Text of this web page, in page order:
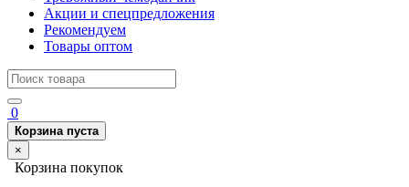
Акции и спецпредложения
Рекомендуем
Товары оптом
0
Корзина пуста
×
Корзина покупок